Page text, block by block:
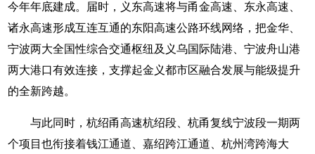
今年年底建成。届时，义东高速将与甬金高速、东永高速、
诸永高速形成互连互通的东阳高速公路环线网络，把金华、
宁波两大全国性综合交通枢纽及义乌国际陆港、宁波舟山港
两大港口有效连接，支撑起金义都市区融合发展与能级提升
的全新跨越。
与此同时，杭绍甬高速杭绍段、杭甬复线宁波段一期两
个项目也衔接着钱江通道、嘉绍跨江通道、杭州湾跨海大